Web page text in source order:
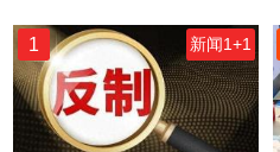
1 新闻1+1